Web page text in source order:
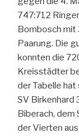
747:712
Bombosch mit
Paarung. Die
konnten die
Kreisstädter
der Tabelle
SV Birkenhard
Biberach, dem
der Vierten